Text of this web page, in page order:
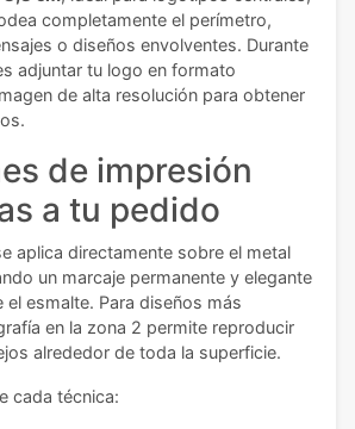
completamente el perímetro,
o diseños envolventes. Durante
adjuntar tu logo en formato
de alta resolución para obtener
de impresión
a tu pedido
aplica directamente sobre el metal
un marcaje permanente y elegante
el esmalte. Para diseños más
en la zona 2 permite reproducir
alrededor de toda la superficie.
cada técnica: